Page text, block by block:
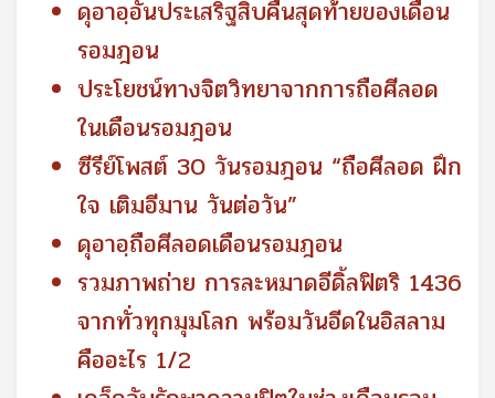
ดุอาอฺอันประเสริฐสิบคืนสุดท้ายของเดือน
รอมฎอน
ประโยชน์ทางจิตวิทยาจากการถือศีลอด
ในเดือนรอมฎอน
ซีรีย์โพสต์ 30 วันรอมฎอน “ถือศีลอด ฝึก
ใจ เติมอีมาน วันต่อวัน”
ดุอาอฺถือศีลอดเดือนรอมฎอน
รวมภาพถ่าย การละหมาดอีดิ้ลฟิตริ 1436
จากทั่วทุกมุมโลก พร้อมวันอีดในอิสลาม
คืออะไร 1/2